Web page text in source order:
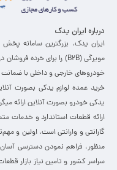
میان افراد شناخته شده
قطعه می‌باشد اما در زبان
استفاده می‌شود.
کلاچ ماشین کجاست؟
سیستم کلاچ خودرو به بخش
کرده است. این سیستم میان
نام پدال کلاچ که در کنار
گرفته است.
درباره ایران یدک
ایران یدک، بزرگترین سامانه
خودروهای خارجی و داخلی با ضمانت
خرید عمده لوازم یدکی بصورت
یدکی خودرو بصورت آنلاین ارائه
ارائه قطعات استاندارد و خدمات
گارانتی و وارانتی است، اولین و
منظور، فراهم نمودن دسترسی
سراسر کشور و تامین نیاز بازار